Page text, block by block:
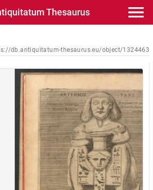
Thesaurus
db.antiquitatum-thesaurus.eu/object/1324463